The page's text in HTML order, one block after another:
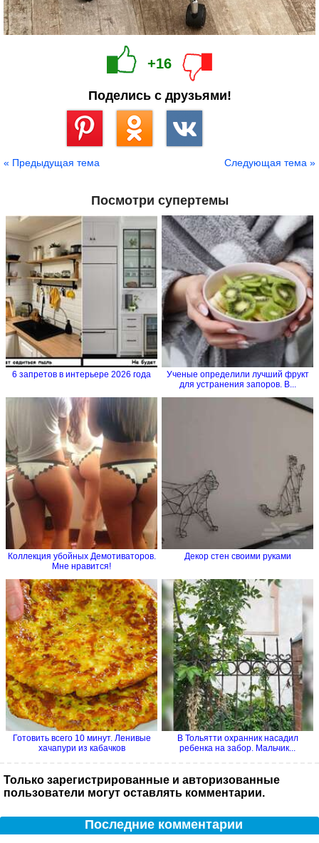
+16
Поделись с друзьями!
« Предыдущая тема Следующая тема »
Посмотри супертемы
6 запретов в интерьере 2026 года
Ученые определили лучший фрукт
для устранения запоров. В...
Коллекция убойных Демотиваторов.
Мне нравится!
Декор стен своими руками
Готовить всего 10 минут. Ленивые
хачапури из кабачков
В Тольятти охранник насадил
ребенка на забор. Мальчик...
Только зарегистрированные и авторизованные
пользователи могут оставлять комментарии.
Последние комментарии